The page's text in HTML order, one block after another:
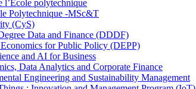
l’École polytechnique
Polytechnique -MSc&T
(CyS)
Data and Finance (DDDF)
for Public Policy (DEPP)
and AI for Business
Data Analytics and Corporate Finance
Engineering and Sustainability Management